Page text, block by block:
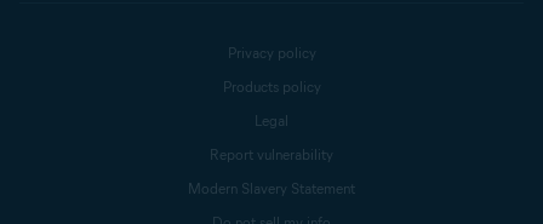
Privacy policy
Products policy
Legal
Report vulnerability
Modern Slavery Statement